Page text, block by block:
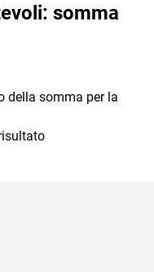
somma
della somma per la